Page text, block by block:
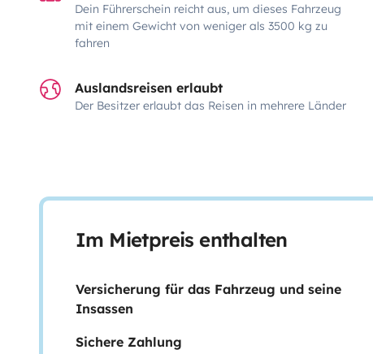
Dein Führerschein reicht aus, um dieses Fahrzeug
mit einem Gewicht von weniger als 3500 kg zu
fahren
Auslandsreisen erlaubt
Der Besitzer erlaubt das Reisen in mehrere Länder
Im Mietpreis enthalten
Versicherung für das Fahrzeug und seine
Insassen
Sichere Zahlung